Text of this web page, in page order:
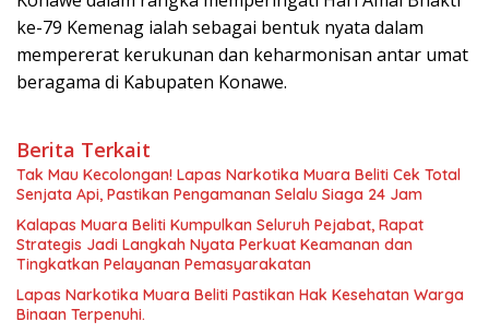
ke-79 Kemenag ialah sebagai bentuk nyata dalam
mempererat kerukunan dan keharmonisan antar umat
beragama di Kabupaten Konawe.
Berita Terkait
Tak Mau Kecolongan! Lapas Narkotika Muara Beliti Cek Total
Senjata Api, Pastikan Pengamanan Selalu Siaga 24 Jam
Kalapas Muara Beliti Kumpulkan Seluruh Pejabat, Rapat
Strategis Jadi Langkah Nyata Perkuat Keamanan dan
Tingkatkan Pelayanan Pemasyarakatan
Lapas Narkotika Muara Beliti Pastikan Hak Kesehatan Warga
Binaan Terpenuhi.